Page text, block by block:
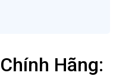
Hãng: